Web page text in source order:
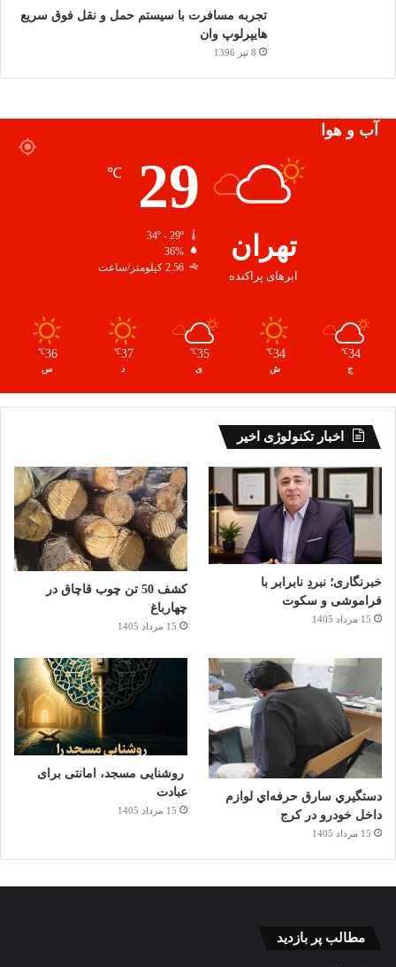
تجربه مسافرت با سیستم حمل و نقل فوق سریع
هایپرلوپ وان
8 تیر 1396
آب و هوا
تهران
ابرهای پراکنده
29
℃
36%
2.56 کیلومتر/ساعت
34
℃
ج
34
℃
ش
35
℃
ی
37
℃
د
36
℃
س
اخبار تکنولوژی اخیر
خبرنگاری؛ نبردِ نابرابر با
فراموشی و سکوت
15 مرداد 1405
کشف 50 تن چوب قاچاق در
چهارباغ
15 مرداد 1405
دستگيري سارق حرفه‌اي لوازم
داخل خودرو در کرج
15 مرداد 1405
روشنایی مسجد، امانتی برای
عبادت
15 مرداد 1405
مطالب پر بازدید